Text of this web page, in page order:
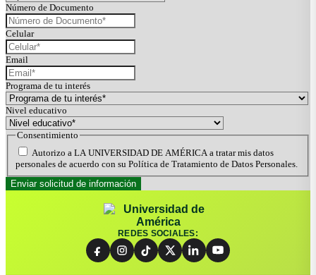
Número de Documento
Celular
Email
Programa de tu interés
Nivel educativo
Consentimiento
Autorizo a LA UNIVERSIDAD DE AMÉRICA a tratar mis datos
personales de acuerdo con su Política de Tratamiento de Datos Personales.
REDES SOCIALES: